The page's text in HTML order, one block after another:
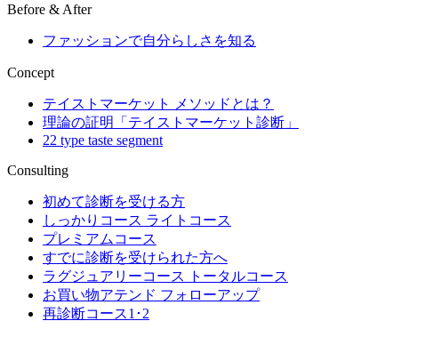
Before & After
ファッションで自分らしさを知る
Concept
テイストマーケット メソッドとは？
理論の証明「テイストマーケット診断」
22 type taste segment
Consulting
初めて診断を受ける方
しっかりコース ライトコース
プレミアムコース
すでに診断を受けられた方へ
ラグジュアリーコース トータルコース
お買い物アテンド フォローアップ
再診断コース1･2